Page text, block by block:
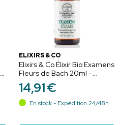
ELIXIRS & CO
Elixirs & Co Élixir Bio Examens
Fleurs de Bach 20ml –
Concentration et confiance
14,91€
En stock - Expédition 24/48h